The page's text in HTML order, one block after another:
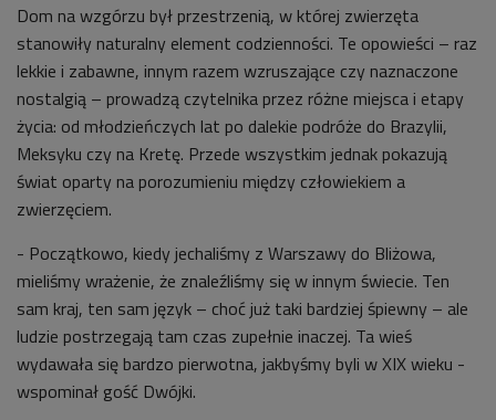
Dom na wzgórzu był przestrzenią, w której zwierzęta
stanowiły naturalny element codzienności. Te opowieści – raz
lekkie i zabawne, innym razem wzruszające czy naznaczone
nostalgią – prowadzą czytelnika przez różne miejsca i etapy
życia: od młodzieńczych lat po dalekie podróże do Brazylii,
Meksyku czy na Kretę. Przede wszystkim jednak pokazują
świat oparty na porozumieniu między człowiekiem a
zwierzęciem.
- Początkowo, kiedy jechaliśmy z Warszawy do Bliżowa,
mieliśmy wrażenie, że znaleźliśmy się w innym świecie. Ten
sam kraj, ten sam język – choć już taki bardziej śpiewny – ale
ludzie postrzegają tam czas zupełnie inaczej. Ta wieś
wydawała się bardzo pierwotna, jakbyśmy byli w XIX wieku -
wspominał gość Dwójki.